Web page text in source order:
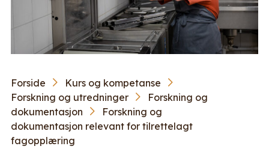
Forside
Kurs og kompetanse
Forskning og utredninger
Forskning og
dokumentasjon
Forskning og
dokumentasjon relevant for tilrettelagt
fagopplæring